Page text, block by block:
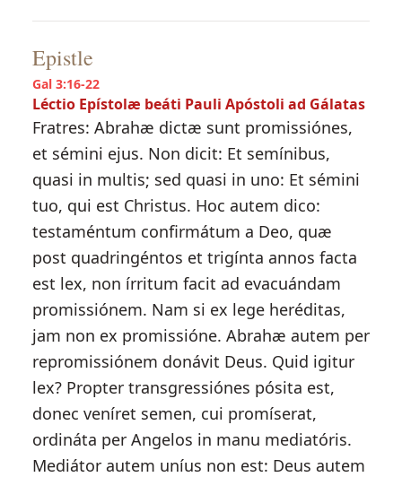
Epistle
Gal 3:16-22
Léctio Epístolæ beáti Pauli Apóstoli ad Gálatas
Fratres: Abrahæ dictæ sunt promissiónes,
et sémini ejus. Non dicit: Et semínibus,
quasi in multis; sed quasi in uno: Et sémini
tuo, qui est Christus. Hoc autem dico:
testaméntum confirmátum a Deo, quæ
post quadringéntos et trigínta annos facta
est lex, non írritum facit ad evacuándam
promissiónem. Nam si ex lege heréditas,
jam non ex promissióne. Abrahæ autem per
repromissiónem donávit Deus. Quid igitur
lex? Propter transgressiónes pósita est,
donec veníret semen, cui promíserat,
ordináta per Angelos in manu mediatóris.
Mediátor autem uníus non est: Deus autem